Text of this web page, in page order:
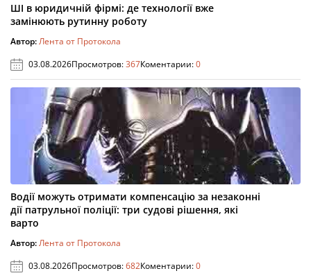
ШІ в юридичній фірмі: де технології вже
замінюють рутинну роботу
Автор:Лента от Протокола
03.08.2026Просмотров:367Коментарии:0
Водії можуть отримати компенсацію за незаконні
дії патрульної поліції: три судові рішення, які
варто
Автор:Лента от Протокола
03.08.2026Просмотров:682Коментарии:0